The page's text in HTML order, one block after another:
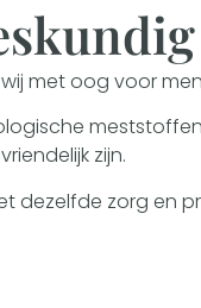
met oog voor
zijn.
dezelfde zorg en